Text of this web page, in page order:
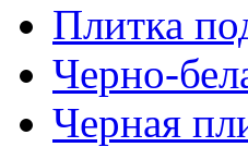
Плитка
Черно-
Черная